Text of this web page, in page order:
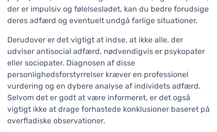
der er impulsiv og følelsesladet, kan du bedre forudsige
deres adfærd og eventuelt undgå farlige situationer.
Derudover er det vigtigt at indse, at ikke alle, der
udviser antisocial adfærd, nødvendigvis er psykopater
eller sociopater. Diagnosen af disse
personlighedsforstyrrelser kræver en professionel
vurdering og en dybere analyse af individets adfærd.
Selvom det er godt at være informeret, er det også
vigtigt ikke at drage forhastede konklusioner baseret på
overfladiske observationer.